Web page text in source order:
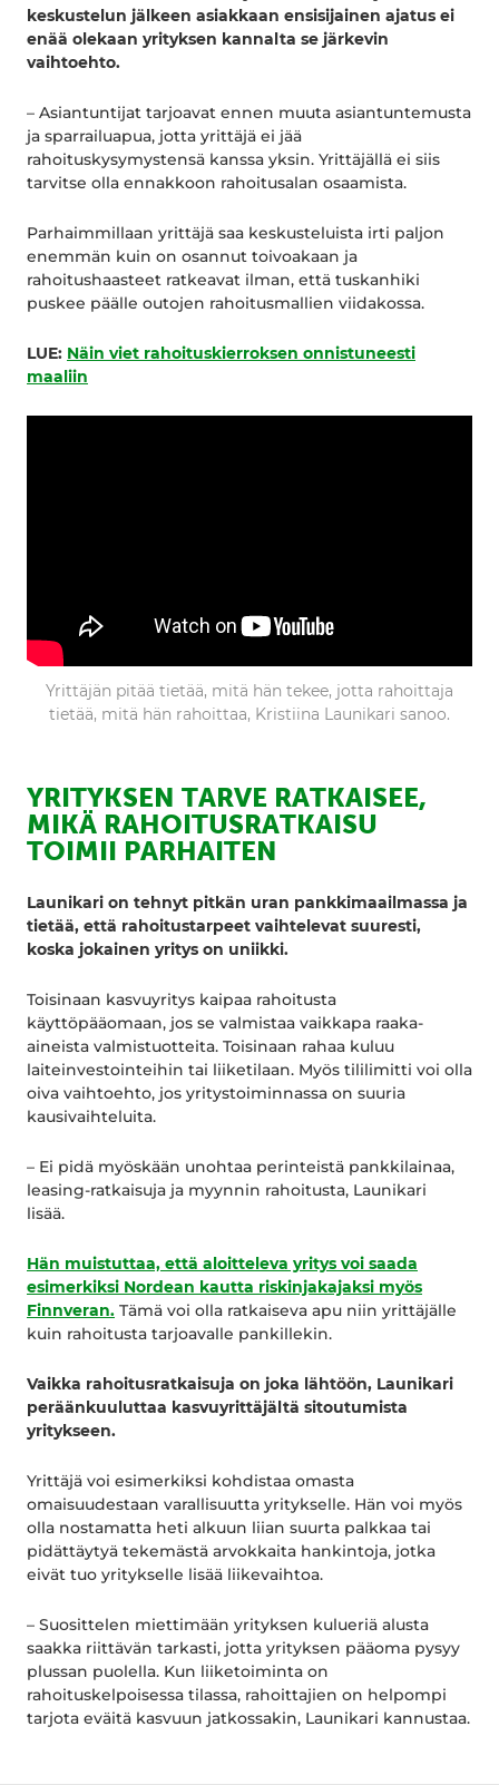
keskustelun jälkeen asiakkaan ensisijainen ajatus ei
enää olekaan yrityksen kannalta se järkevin
vaihtoehto.
– Asiantuntijat tarjoavat ennen muuta asiantuntemusta
ja sparrailuapua, jotta yrittäjä ei jää
rahoituskysymystensä kanssa yksin. Yrittäjällä ei siis
tarvitse olla ennakkoon rahoitusalan osaamista.
Parhaimmillaan yrittäjä saa keskusteluista irti paljon
enemmän kuin on osannut toivoakaan ja
rahoitushaasteet ratkeavat ilman, että tuskanhiki
puskee päälle outojen rahoitusmallien viidakossa.
LUE: Näin viet rahoituskierroksen onnistuneesti
maaliin
Yrittäjän pitää tietää, mitä hän tekee, jotta rahoittaja
tietää, mitä hän rahoittaa, Kristiina Launikari sanoo.
YRITYKSEN TARVE RATKAISEE,
MIKÄ RAHOITUSRATKAISU
TOIMII PARHAITEN
Launikari on tehnyt pitkän uran pankkimaailmassa ja
tietää, että rahoitustarpeet vaihtelevat suuresti,
koska jokainen yritys on uniikki.
Toisinaan kasvuyritys kaipaa rahoitusta
käyttöpääomaan, jos se valmistaa vaikkapa raaka-
aineista valmistuotteita. Toisinaan rahaa kuluu
laiteinvestointeihin tai liiketilaan. Myös tililimitti voi olla
oiva vaihtoehto, jos yritystoiminnassa on suuria
kausivaihteluita.
– Ei pidä myöskään unohtaa perinteistä pankkilainaa,
leasing-ratkaisuja ja myynnin rahoitusta, Launikari
lisää.
Hän muistuttaa, että aloitteleva yritys voi saada
esimerkiksi Nordean kautta riskinjakajaksi myös
Finnveran. Tämä voi olla ratkaiseva apu niin yrittäjälle
kuin rahoitusta tarjoavalle pankillekin.
Vaikka rahoitusratkaisuja on joka lähtöön, Launikari
peräänkuuluttaa kasvuyrittäjältä sitoutumista
yritykseen.
Yrittäjä voi esimerkiksi kohdistaa omasta
omaisuudestaan varallisuutta yritykselle. Hän voi myös
olla nostamatta heti alkuun liian suurta palkkaa tai
pidättäytyä tekemästä arvokkaita hankintoja, jotka
eivät tuo yritykselle lisää liikevaihtoa.
– Suosittelen miettimään yrityksen kulueriä alusta
saakka riittävän tarkasti, jotta yrityksen pääoma pysyy
plussan puolella. Kun liiketoiminta on
rahoituskelpoisessa tilassa, rahoittajien on helpompi
tarjota eväitä kasvuun jatkossakin, Launikari kannustaa.